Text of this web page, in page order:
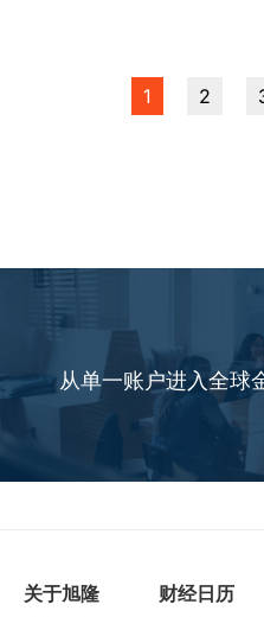
1 2
从单一账户进入全球
关于旭隆 财经日历